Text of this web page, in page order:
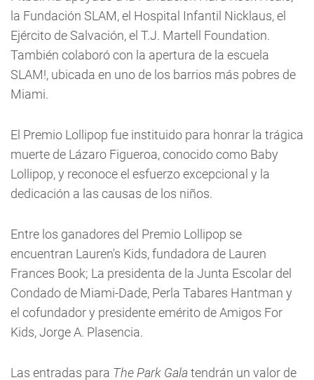
la Fundación SLAM, el Hospital Infantil Nicklaus, el
Ejército de Salvación, el T.J. Martell Foundation.
También colaboró con la apertura de la escuela
SLAM!, ubicada en uno de los barrios más pobres de
Miami.
El Premio Lollipop fue instituido para honrar la trágica
muerte de Lázaro Figueroa, conocido como Baby
Lollipop, y reconoce el esfuerzo excepcional y la
dedicación a las causas de los niños.
Entre los ganadores del Premio Lollipop se
encuentran Lauren's Kids, fundadora de Lauren
Frances Book; La presidenta de la Junta Escolar del
Condado de Miami-Dade, Perla Tabares Hantman y
el cofundador y presidente emérito de Amigos For
Kids, Jorge A. Plasencia.
Las entradas para The Park Galatendrán un valor de